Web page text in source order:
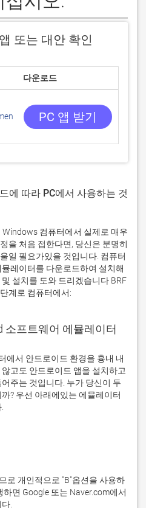
또는 대안 확인
다운로드
PC 앱 받기
에 따라 PC에서 사용하는 것
컴퓨터에서 실제로 매우
을 처음 접한다면, 당신은 분명히
일 필요가있을 것입니다. 컴퓨터
레이터를 다운로드하여 설치해
설치를 도와 드리겠습니다 BRF
계로 컴퓨터에서:
소프트웨어 에뮬레이터
에서 안드로이드 환경을 흉내 내
고도 안드로이드 앱을 설치하고
주는 것입니다. 누가 당신이 두
? 우선 아래에있는 에뮬레이터
면 Google 또는 Naver.com에서
.